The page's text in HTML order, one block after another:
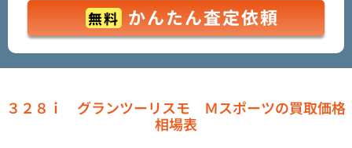
無料 かんたん査定依頼
３２８ｉ グランツーリスモ Ｍスポーツの買取価格
相場表